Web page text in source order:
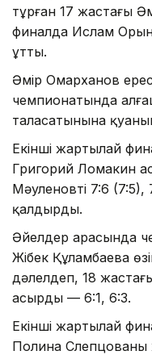
тұрған 17 жастағы
финалда Ислам
ұтты.
Әмір Омарханов
чемпионатында
таласатынына
Екінші жартылай
Григорий Ломакин
Мәуленовті 7:6 (7:5),
қалдырды.
Әйелдер арасында
Жібек Құламбаева
дәлелдеп, 18
асырды — 6:1, 6:3.
Екінші жартылай
Полина